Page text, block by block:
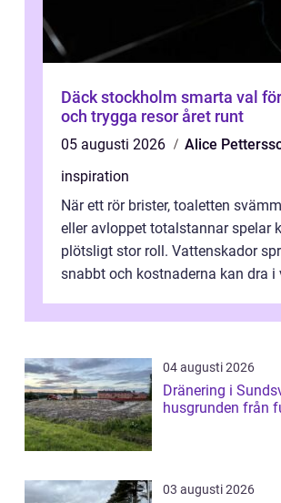
Däck stockholm smarta val för säkra
och trygga resor året runt
05 augusti 2026
Alice
inspiration
När ett rör brister, toaletten
eller avloppet totalstannar spelar
plötsligt stor roll. Vattenskador
snabbt och kostnaderna kan dra i
04 augusti 2026
Dränering i
husgrunden från
03 augusti 2026